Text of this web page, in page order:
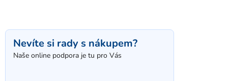
Nevíte si rady s nákupem?
Naše online podpora je tu pro Vás